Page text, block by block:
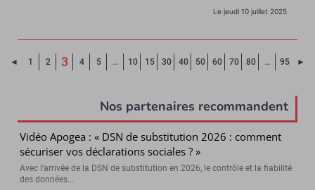
Le jeudi 10 juillet 2025
◄ Page précédente
1 2 3 (Page courante)
4 5 … 10 15 30 40 50 60 70 80 … 95 ►
Nos partenaires recommandent
Vidéo Apogea : « DSN de substitution 2026 : comment
sécuriser vos déclarations sociales ? »
Avec l’arrivée de la DSN de substitution en 2026, le contrôle et la fiabilité
des données...